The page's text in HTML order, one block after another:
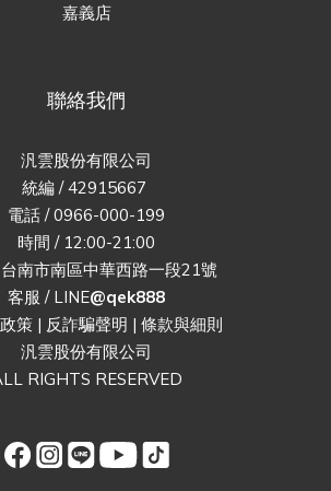
嘉義店
聯絡我們
汎雲股份有限公司
統編 / 42915667
電話 / 0966-000-199
時間 / 12:00-21:00
南市南區中華西路一段21號
客服 / LINE@qek888
策| 反詐騙聲明 | 條款與細則
汎雲股份有限公司
RIGHTS RESERVED